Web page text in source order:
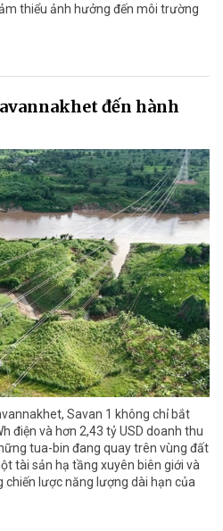
thiểu ảnh hưởng đến môi trường
đến hành
Savan 1 không chỉ bắt
điện và hơn 2,43 tỷ USD doanh thu
tua-bin đang quay trên vùng đất
tài sản hạ tầng xuyên biên giới và
lược năng lượng dài hạn của